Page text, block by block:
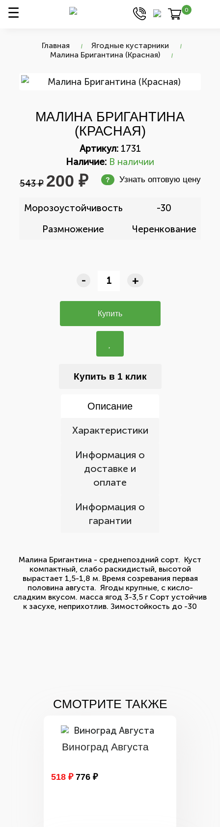
0
Главная
Ягодные кустарники
Малина Бригантина (Красная)
МАЛИНА БРИГАНТИНА
(КРАСНАЯ)
Артикул:1731
Наличие: В наличии
543 ₽ 200 ₽ ? Узнать оптовую цену
Морозоустойчивость
-30
Размножение
Черенкование
- +
Купить
Купить в 1 клик
Описание
Характеристики
Информация о
доставке и
оплате
Информация о
гарантии
Малина Бригантина - среднепоздний сорт. Куст
компактный, слабо раскидистый, высотой
вырастает 1,5-1,8 м. Время созревания первая
половина августа. Ягоды крупные, с кисло-
сладким вкусом. масса ягод 3-3,5 г Сорт устойчив
к засухе, неприхотлив. Зимостойкость до -30
СМОТРИТЕ ТАКЖЕ
Виноград Августа
518 ₽ 776 ₽